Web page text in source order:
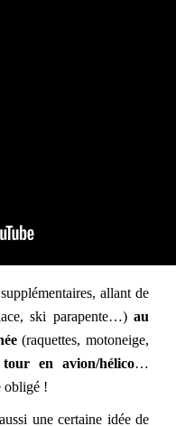
allant de
ski parapente…)au
(raquettes, motoneige,
tour en avion/hélico…
obligé !
une certaine idée de